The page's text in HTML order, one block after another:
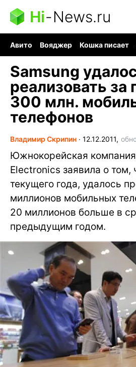
Hi-News.ru
Авито Вояджер Кошка писает
Samsung
реализовать за
300 млн.
телефонов
Владимир Скрипин ∙ 12.12.2011,
Южнокорейская
Electronics заявила о том,
текущего года, удалось
миллионов мобильных
20 миллионов больше в
предыдущим годом.